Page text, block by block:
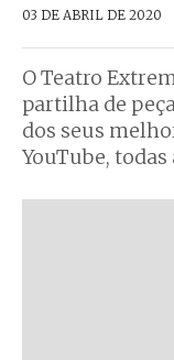
03 DE ABRIL DE 2020
O Teatro
partilha de
dos seus
YouTube,